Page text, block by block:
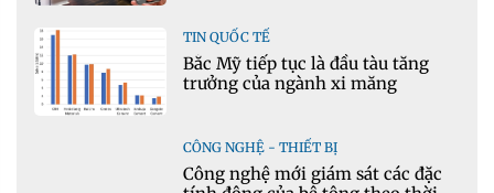
TIN QUỐC TẾ
Bắc Mỹ tiếp tục là đầu tàu tăng
trưởng của ngành xi măng
CÔNG NGHỆ - THIẾT BỊ
Công nghệ mới giám sát các đặc